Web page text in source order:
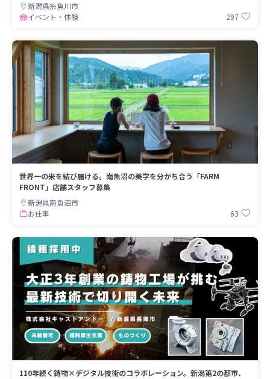
新潟県糸魚川市
イベント・体験
297
世界一の米を結び届ける。南魚沼の美学を分かち合う「FARM
FRONT」店舗スタッフ募集
新潟県南魚沼市
お仕事
63
110年続く鋳物×デジタル技術のコラボレーション。新潟第2の都市、